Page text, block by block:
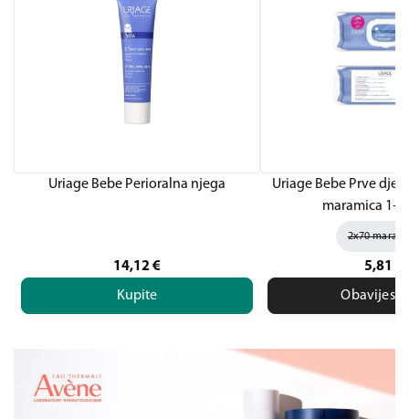
Uriage Bebe Perioralna njega
14,12 €
Kupite
Uriage Bebe Prve
maramica
2x70
5,81
Obavijesti